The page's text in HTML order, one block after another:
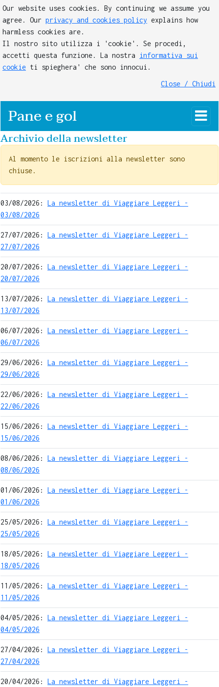
Our website uses cookies. By continuing we assume you
agree. Our privacy and cookies policy explains how
harmless cookies are.
Il nostro sito utilizza i 'cookie'. Se procedi,
accetti questa funzione. La nostra
informativa sui
cookie ti spieghera' che sono innocui.
Close / Chiudi
Pane e gol
Archivio della newsletter
Al momento le iscrizioni alla newsletter sono
chiuse.
03/08/2026: La newsletter di Viaggiare Leggeri -
03/08/2026
27/07/2026: La newsletter di Viaggiare Leggeri -
27/07/2026
20/07/2026: La newsletter di Viaggiare Leggeri -
20/07/2026
13/07/2026: La newsletter di Viaggiare Leggeri -
13/07/2026
06/07/2026: La newsletter di Viaggiare Leggeri -
06/07/2026
29/06/2026: La newsletter di Viaggiare Leggeri -
29/06/2026
22/06/2026: La newsletter di Viaggiare Leggeri -
22/06/2026
15/06/2026: La newsletter di Viaggiare Leggeri -
15/06/2026
08/06/2026: La newsletter di Viaggiare Leggeri -
08/06/2026
01/06/2026: La newsletter di Viaggiare Leggeri -
01/06/2026
25/05/2026: La newsletter di Viaggiare Leggeri -
25/05/2026
18/05/2026: La newsletter di Viaggiare Leggeri -
18/05/2026
11/05/2026: La newsletter di Viaggiare Leggeri -
11/05/2026
04/05/2026: La newsletter di Viaggiare Leggeri -
04/05/2026
27/04/2026: La newsletter di Viaggiare Leggeri -
27/04/2026
20/04/2026: La newsletter di Viaggiare Leggeri -